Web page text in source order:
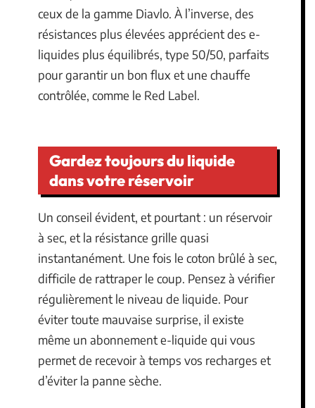
ceux de la gamme Diavlo. À l’inverse, des
résistances plus élevées apprécient des e-
liquides plus équilibrés, type 50/50, parfaits
pour garantir un bon flux et une chauffe
contrôlée, comme le Red Label.
Gardez toujours du liquide
dans votre réservoir
Un conseil évident, et pourtant : un réservoir
à sec, et la résistance grille quasi
instantanément. Une fois le coton brûlé à sec,
difficile de rattraper le coup. Pensez à vérifier
régulièrement le niveau de liquide. Pour
éviter toute mauvaise surprise, il existe
même un abonnement e-liquide qui vous
permet de recevoir à temps vos recharges et
d’éviter la panne sèche.